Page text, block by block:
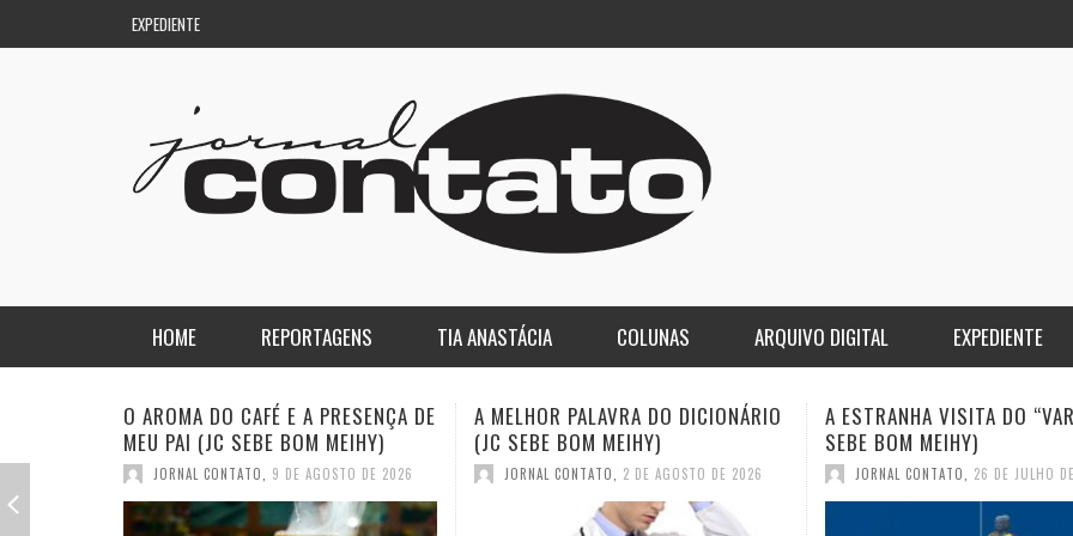
EXPEDIENTE
HOME REPORTAGENS
REGIONAL
TIA ANASTÁCIA COLUNAS
DE PASSAGEM
ARQUIVO DIGITAL EXPEDIENTE
A MELHOR PALAVRA DO DICIONÁRIO
(JC SEBE BOM MEIHY)
JORNAL CONTATO 2 DE AGOSTO DE 2026
A ESTRANHA VISITA DO “VAR” (JC
SEBE BOM MEIHY)
JORNAL CONTATO 26 DE JULHO DE 2026
QUASE: A PIOR PALAVRA DO
DICIONÁRIO (JC SEBE BOM
JORNAL CONTATO 19 DE JULHO